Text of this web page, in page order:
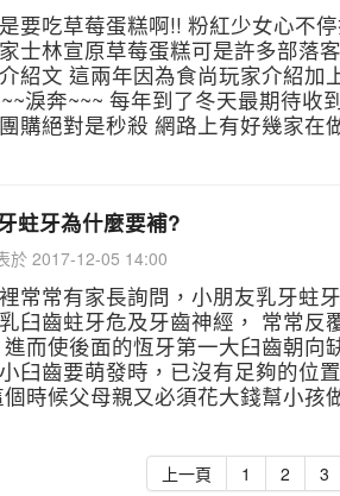
要吃草莓蛋糕啊!! 粉紅少女心不
士林宣原草莓蛋糕可是許多部落
紹文 這兩年因為食尚玩家介紹加
淚奔~~~ 每年到了冬天最期待收
購絕對是秒殺 網路上有好幾家在
蛀牙為什麼要補?
於 2017-12-05 14:00
常常有家長詢問，小朋友乳牙蛀
臼齒蛀牙危及牙齒神經， 常常反
而使後面的恆牙第一大臼齒朝向
臼齒要萌發時，已沒有足夠的位
時候父母親又必須花大錢幫小孩
上一頁 1 2 3